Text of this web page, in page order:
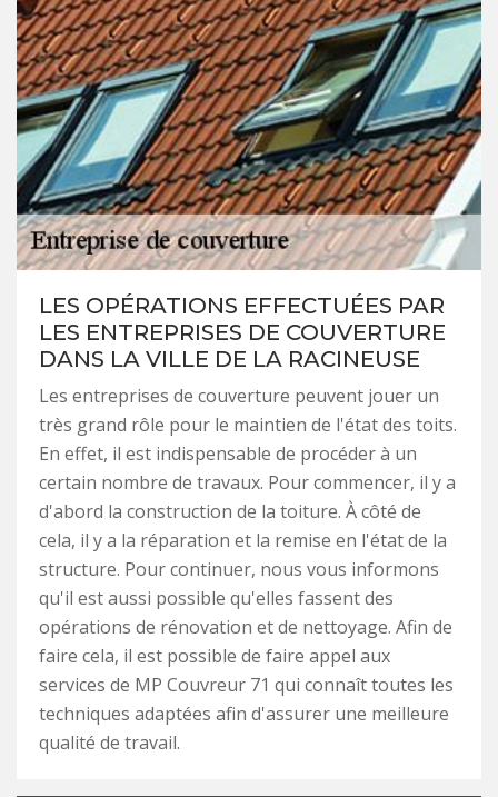
LES OPÉRATIONS EFFECTUÉES PAR
LES ENTREPRISES DE COUVERTURE
DANS LA VILLE DE LA RACINEUSE
Les entreprises de couverture peuvent jouer un
très grand rôle pour le maintien de l'état des toits.
En effet, il est indispensable de procéder à un
certain nombre de travaux. Pour commencer, il y a
d'abord la construction de la toiture. À côté de
cela, il y a la réparation et la remise en l'état de la
structure. Pour continuer, nous vous informons
qu'il est aussi possible qu'elles fassent des
opérations de rénovation et de nettoyage. Afin de
faire cela, il est possible de faire appel aux
services de MP Couvreur 71 qui connaît toutes les
techniques adaptées afin d'assurer une meilleure
qualité de travail.